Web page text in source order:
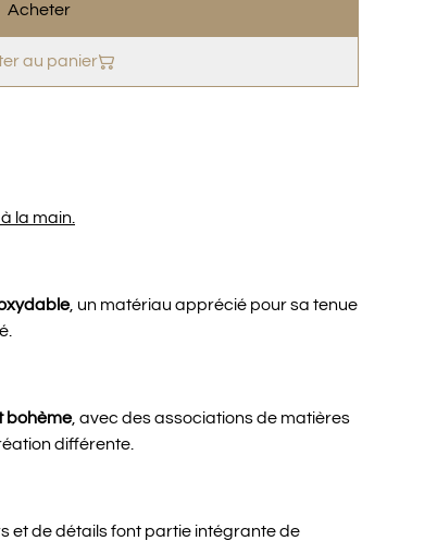
Acheter
au panier
la main.
, un matériau apprécié pour sa tenue
bohème, avec des associations de matières
différente.
et de détails font partie intégrante de